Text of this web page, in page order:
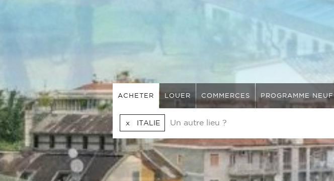
ACHETER LOUER COMMERCES PROGRAMME NEUF
ITALIE